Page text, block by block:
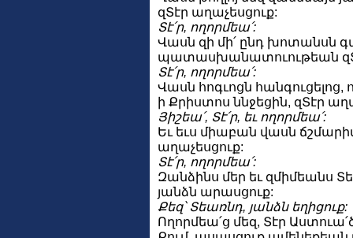
զՏէր աղաչեսցուք:
Տէ՛ր, ողորմեա՛:
Վասն զի մի՛ ընդ խոտանսն
պատասխանատուութեան
Տէ՛ր, ողորմեա՛:
Վասն հոգւոցն
ի Քրիստոս ննջեցին, զՏէր
Յիշեա՛, Տէ՛ր, եւ ողորմեա՛:
Եւ եւս միաբան վասն
աղաչեսցուք:
Տէ՛ր, ողորմեա՛:
Զանձինս մեր եւ զմիմեանս
յանձն արասցուք:
Քեզ՝ Տեառնդ, յանձն եղիցուք:
Ողորմեա՛ց մեզ, Տէր